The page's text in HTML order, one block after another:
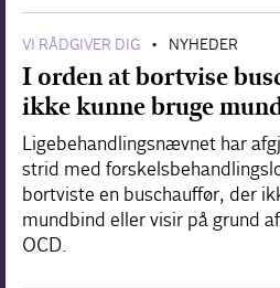
VI RÅDGIVER DIG • NYHEDER
I orden at bortvise
ikke kunne bruge
Ligebehandlingsnævnet har
strid med
bortviste en buschauffør, der
mundbind eller visir på grund
OCD.